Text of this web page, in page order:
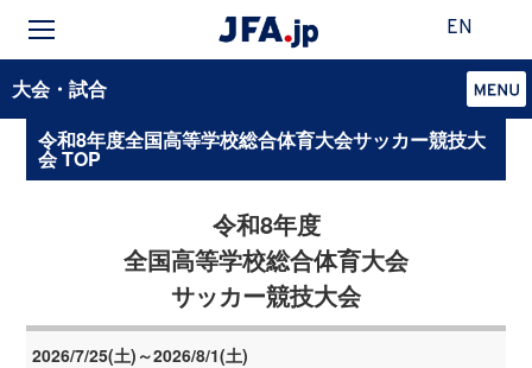
EN
大会・試合
令和8年度全国高等学校総合体育大会サッカー競技大
会 TOP
令和8年度
全国高等学校総合体育大会
サッカー競技大会
2026/7/25(土)～2026/8/1(土)